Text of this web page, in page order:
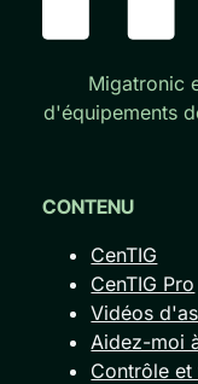
Migatronic
d'équipements
CONTENU
CenTIG
CenTIG Pro
Vidéos
Aidez-moi
Contrôle